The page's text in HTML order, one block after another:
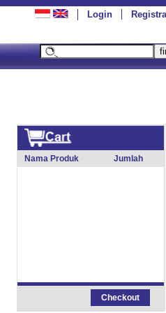
Login
Nama Produk Jumlah
Checkout